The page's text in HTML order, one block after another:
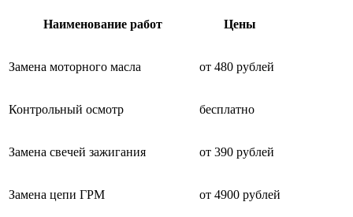
Наименование работ Цены
Замена моторного масла от 480 рублей
Контрольный осмотр бесплатно
Замена свечей зажигания от 390 рублей
Замена цепи ГРМ от 4900 рублей